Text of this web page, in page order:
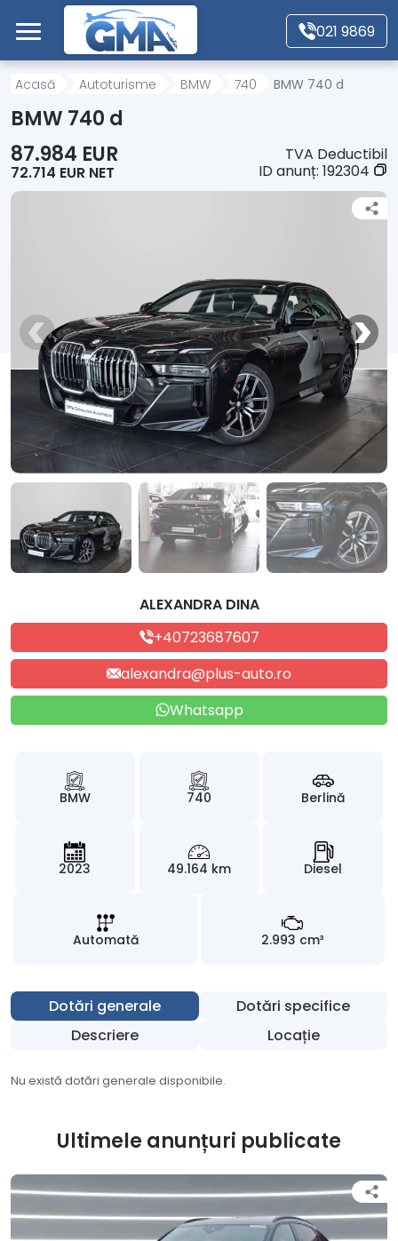
Mergi direct la conținutul principal
021 9869
Acasă
Motociclete
Alte tipuri vehicule
Despre Noi
Contact
Acasă Autoturisme BMW 740 BMW 740 d
BMW 740 d
87.984 EUR
72.714 EUR NET
TVA Deductibil
ID anunț: 192304
ALEXANDRA DINA
+40723687607
alexandra@plus-auto.ro
Whatsapp
BMW 740 Berlină
2023 49.164 km Diesel
Automată 2.993 cm³
Dotări generale
Dotări specifice
Descriere
Locație
Nu există dotări generale disponibile.
Ultimele anunțuri publicate